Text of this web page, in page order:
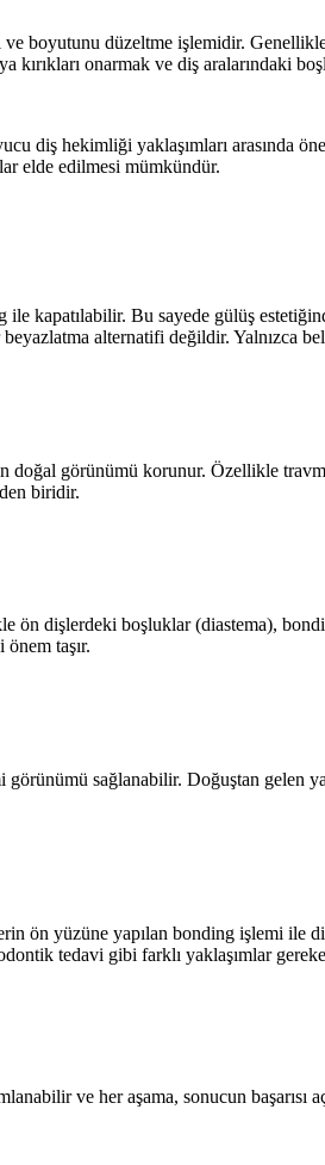
boyutunu düzeltme işlemidir.
kırıkları onarmak ve diş aralarındaki
diş hekimliği yaklaşımları arasında
elde edilmesi mümkündür.
kapatılabilir. Bu sayede gülüş
alternatifi değildir. Yalnızca
görünümü korunur. Özellikle
biridir.
dişlerdeki boşluklar (diastema),
taşır.
sağlanabilir. Doğuştan gelen
ön yüzüne yapılan bonding işlemi ile
tedavi gibi farklı yaklaşımlar
ve her aşama, sonucun başarısı